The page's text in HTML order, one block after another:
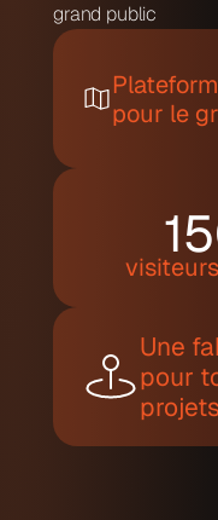
grand public
pour le
Une
pour
projets